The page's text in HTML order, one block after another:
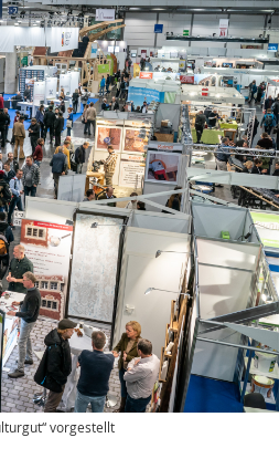
vorgestellt